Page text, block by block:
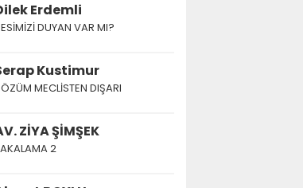
Erdemli
DUYAN VAR MI?
Kustimur
MECLİSTEN DIŞARI
ZİYA ŞİMŞEK
2